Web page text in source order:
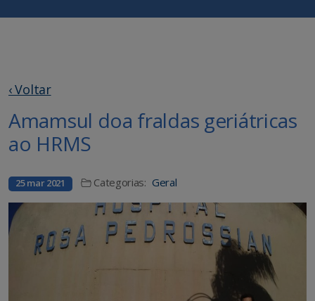
‹ Voltar
Amamsul doa fraldas geriátricas
ao HRMS
25 mar 2021 Categorias: Geral